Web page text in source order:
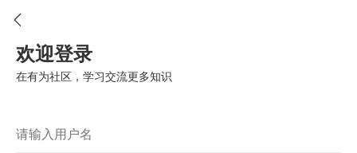
欢迎登录
在有为社区，学习交流更多知识